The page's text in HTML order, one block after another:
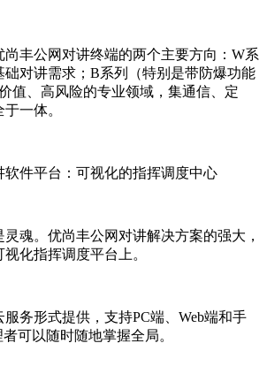
丰公网对讲终端的两个主要方向：W系
础对讲需求；B系列（特别是带防爆功能
值、高风险的专业领域，集通信、定
一体。
软件平台：可视化的指挥调度中心
魂。优尚丰公网对讲解决方案的强大，
化指挥调度平台上。
服务形式提供，支持PC端、Web端和手
可以随时随地掌握全局。